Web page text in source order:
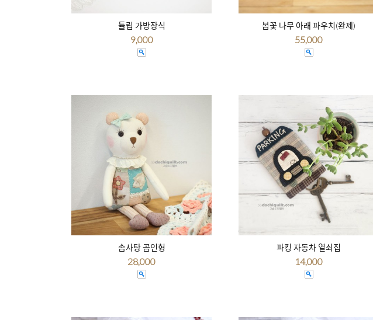
튤립 가방장식
9,000
봄꽃 나무 아래 파우치(완제)
55,000
솜사탕 곰인형
28,000
파킹 자동차 열쇠집
14,000